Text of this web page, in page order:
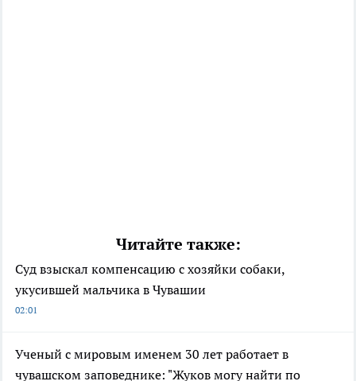
Читайте также:
Суд взыскал компенсацию с хозяйки собаки,
укусившей мальчика в Чувашии
02:01
Ученый с мировым именем 30 лет работает в
чувашском заповеднике: "Жуков могу найти по